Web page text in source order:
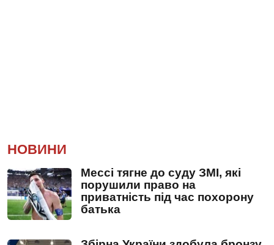
НОВИНИ
Мессі тягне до суду ЗМІ, які
порушили право на
приватність під час похорону
батька